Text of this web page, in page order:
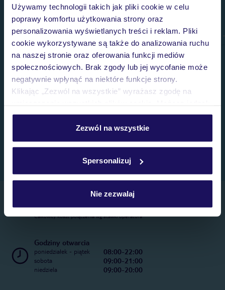
Używamy technologii takich jak pliki cookie w celu
poprawy komfortu użytkowania strony oraz
personalizowania wyświetlanych treści i reklam. Pliki
cookie wykorzystywane są także do analizowania ruchu
na naszej stronie oraz oferowania funkcji mediów
społecznościowych. Brak zgody lub jej wycofanie może
negatywnie wpłynąć na niektóre funkcje strony.
Klikając „Zezwól na wszystkie” wyrażasz zgodę na
personalizować swój wybór wchodząc w zakładkę
Szczegółowe informacje o plikach cookie znajdziesz
Zezwól na wszystkie
Spersonalizuj
Nie zezwalaj
Telefoniczne Centrum Rezerwacji
22 270 31 20
Całkowity koszt połączenia wg stawki operatora
Godziny otwarcia
poniedziałek - piątek 08:00-22:00
sobota 09:00-21:00
niedziela 09:00-20:00